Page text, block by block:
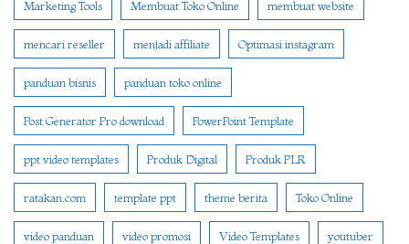
Marketing Tools Membuat Toko Online membuat website
mencari reseller menjadi affiliate Optimasi instagram
panduan bisnis panduan toko online
Post Generator Pro download PowerPoint Template
ppt video templates Produk Digital Produk PLR
ratakan.com template ppt theme berita Toko Online
video panduan video promosi Video Templates youtuber